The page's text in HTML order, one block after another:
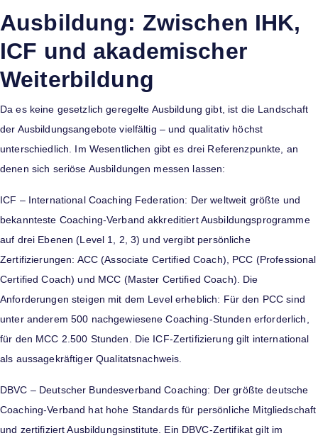
Ausbildung: Zwischen IHK,
ICF und akademischer
Weiterbildung
Da es keine gesetzlich geregelte Ausbildung gibt, ist die Landschaft
der Ausbildungsangebote vielfältig – und qualitativ höchst
unterschiedlich. Im Wesentlichen gibt es drei Referenzpunkte, an
denen sich seriöse Ausbildungen messen lassen:
ICF – International Coaching Federation: Der weltweit größte und
bekannteste Coaching-Verband akkreditiert Ausbildungsprogramme
auf drei Ebenen (Level 1, 2, 3) und vergibt persönliche
Zertifizierungen: ACC (Associate Certified Coach), PCC (Professional
Certified Coach) und MCC (Master Certified Coach). Die
Anforderungen steigen mit dem Level erheblich: Für den PCC sind
unter anderem 500 nachgewiesene Coaching-Stunden erforderlich,
für den MCC 2.500 Stunden. Die ICF-Zertifizierung gilt international
als aussagekräftiger Qualitatsnachweis.
DBVC – Deutscher Bundesverband Coaching: Der größte deutsche
Coaching-Verband hat hohe Standards für persönliche Mitgliedschaft
und zertifiziert Ausbildungsinstitute. Ein DBVC-Zertifikat gilt im